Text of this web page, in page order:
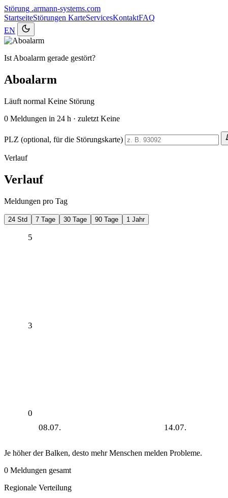
Störung .armann-systems.com
StartseiteStörungen KarteServicesKontaktFAQ
EN
Ist Aboalarm gerade gestört?
Aboalarm
Läuft normal Keine Störung
0 Meldungen in 24 h · zuletzt Keine
PLZ (optional, für die Störungskarte)
Verlauf
Verlauf
Meldungen pro Tag
24 Std 7 Tage 30 Tage 90 Tage 1 Jahr
0
3
5
08.07. 14.07.
Je höher der Balken, desto mehr Menschen melden Probleme.
0 Meldungen gesamt
Regionale Verteilung